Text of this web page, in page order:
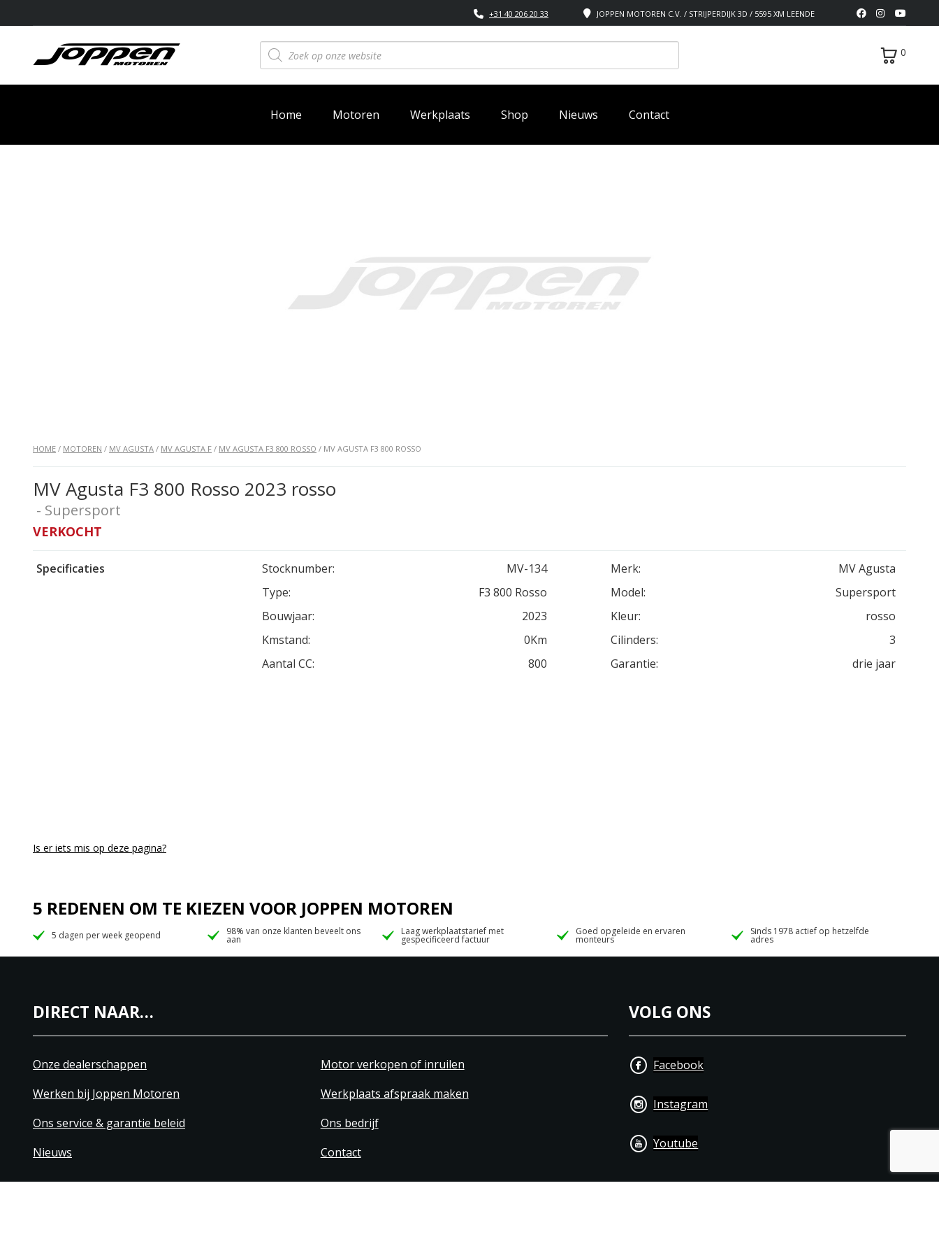
JOPPEN MOTOREN C.V. / STRIJPERDIJK 3D / 5595 XM LEENDE
+31 40 206 20 33
Producten
zoeken 0
Home Motoren Werkplaats Shop Nieuws Contact
HOME / MOTOREN / MV AGUSTA / MV AGUSTA F / MV AGUSTA F3 800 ROSSO / MV AGUSTA F3 800 ROSSO
MV Agusta F3 800 Rosso 2023 rosso
- Supersport
VERKOCHT
Specificaties Stocknumber: MV-134 Merk:
MV Agusta
Type:
F3 800 Rosso Model:
Supersport
Bouwjaar:
2023 Kleur:
rosso
Kmstand:
0Km Cilinders:
3
Aantal CC:
800 Garantie: drie jaar
Is er iets mis op deze pagina?
5 REDENEN OM TE KIEZEN VOOR JOPPEN MOTOREN
5 dagen per week geopend 98% van onze klanten beveelt ons
aan
Laag werkplaatstarief met
gespecificeerd factuur
Goed opgeleide en ervaren
monteurs
Sinds 1978 actief op hetzelfde
adres
DIRECT NAAR…
Onze dealerschappen
Motor verkopen of inruilen
Werken bij Joppen Motoren
Werkplaats afspraak maken
Ons service & garantie beleid
Ons bedrijf
Nieuws
Contact
VOLG ONS
Facebook
Instagram
Youtube